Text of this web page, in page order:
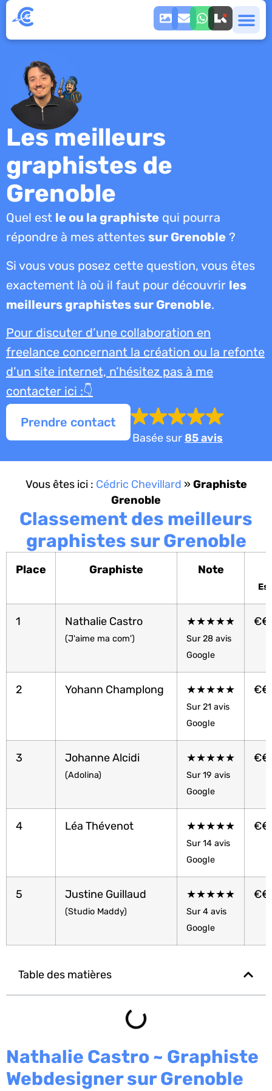
Les meilleurs
graphistes de
Grenoble
Quel est le ou la graphiste qui pourra
répondre à mes attentes sur Grenoble ?
Si vous vous posez cette question, vous êtes
exactement là où il faut pour découvrir les
meilleurs graphistes sur Grenoble.
Pour discuter d’une collaboration en
freelance concernant la création ou la refonte
d’un site internet, n’hésitez pas à me
contacter ici :👇
Prendre contact
Basée sur 85 avis
Vous êtes ici : Cédric Chevillard »Graphiste
Grenoble
Classement des meilleurs
graphistes sur Grenoble
Place Graphiste Note
1 Nathalie Castro
(J'aime ma com')
★★★★★
Sur 28 avis
Google
2 Yohann Champlong ★★★★★
Sur 21 avis
Google
3 Johanne Alcidi
(Adolina)
★★★★★
Sur 19 avis
Google
4 Léa Thévenot ★★★★★
Sur 14 avis
Google
5 Justine Guillaud
(Studio Maddy)
★★★★★
Sur 4 avis
Google
€€
Table des matières
Nathalie Castro ~ Graphiste
Webdesigner sur Grenoble